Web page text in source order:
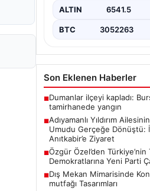
Zeynep Yıldırım (59)
ALTIN 6541.5
BTC 3052263
Son Eklenen Haberler
■Dumanlar ilçeyi kapladı:
tamirhanede yangın
■Adıyamanlı Yıldırım
Umudu Gerçeğe Dönüştü:
Anıtkabir’e Ziyaret
■Özgür Özel’den Türkiye’nin
Demokratlarına Yeni Parti
■Dış Mekan Mimarisinde
mutfağı Tasarımları